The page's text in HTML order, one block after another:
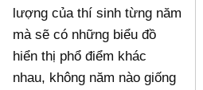
lượng của thí sinh từng năm
mà sẽ có những biểu đồ
hiển thị phổ điểm khác
nhau, không năm nào giống